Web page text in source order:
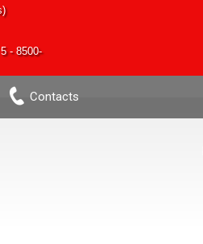
- 8500-
Contacts